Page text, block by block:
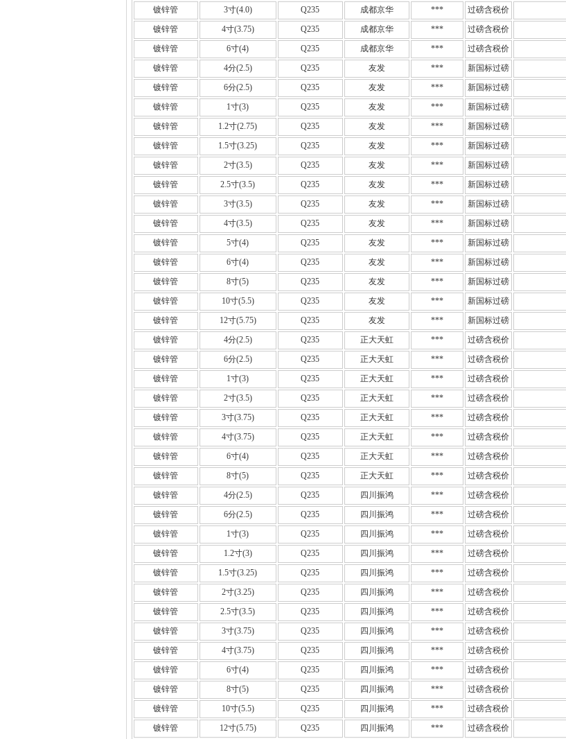
镀锌管
3寸(4.0) Q235 成都京华 ***
过磅含税价
镀锌管
4寸(3.75) Q235 成都京华 ***
过磅含税价
镀锌管
6寸(4) Q235 成都京华 ***
过磅含税价
镀锌管
4分(2.5) Q235 友发 ***
新国标过磅
镀锌管
6分(2.5) Q235 友发 ***
新国标过磅
镀锌管
1寸(3) Q235 友发 ***
新国标过磅
镀锌管
1.2寸(2.75) Q235 友发 ***
新国标过磅
镀锌管
1.5寸(3.25) Q235 友发 ***
新国标过磅
镀锌管
2寸(3.5) Q235 友发 ***
新国标过磅
镀锌管
2.5寸(3.5) Q235 友发 ***
新国标过磅
镀锌管
3寸(3.5) Q235 友发 ***
新国标过磅
镀锌管
4寸(3.5) Q235 友发 ***
新国标过磅
镀锌管
5寸(4) Q235 友发 ***
新国标过磅
镀锌管
6寸(4) Q235 友发 ***
新国标过磅
镀锌管
8寸(5) Q235 友发 ***
新国标过磅
镀锌管
10寸(5.5) Q235 友发 ***
新国标过磅
镀锌管
12寸(5.75) Q235 友发 ***
新国标过磅
镀锌管
4分(2.5) Q235 正大天虹 ***
过磅含税价
镀锌管
6分(2.5) Q235 正大天虹 ***
过磅含税价
镀锌管
1寸(3) Q235 正大天虹 ***
过磅含税价
镀锌管
2寸(3.5) Q235 正大天虹 ***
过磅含税价
镀锌管
3寸(3.75) Q235 正大天虹 ***
过磅含税价
镀锌管
4寸(3.75) Q235 正大天虹 ***
过磅含税价
镀锌管
6寸(4) Q235 正大天虹 ***
过磅含税价
镀锌管
8寸(5) Q235 正大天虹 ***
过磅含税价
镀锌管
4分(2.5) Q235 四川振鸿 ***
过磅含税价
镀锌管
6分(2.5) Q235 四川振鸿 ***
过磅含税价
镀锌管
1寸(3) Q235 四川振鸿 ***
过磅含税价
镀锌管
1.2寸(3) Q235 四川振鸿 ***
过磅含税价
镀锌管
1.5寸(3.25) Q235 四川振鸿 ***
过磅含税价
镀锌管
2寸(3.25) Q235 四川振鸿 ***
过磅含税价
镀锌管
2.5寸(3.5) Q235 四川振鸿 ***
过磅含税价
镀锌管
3寸(3.75) Q235 四川振鸿 ***
过磅含税价
镀锌管
4寸(3.75) Q235 四川振鸿 ***
过磅含税价
镀锌管
6寸(4) Q235 四川振鸿 ***
过磅含税价
镀锌管
8寸(5) Q235 四川振鸿 ***
过磅含税价
镀锌管
10寸(5.5) Q235 四川振鸿 ***
过磅含税价
镀锌管
12寸(5.75) Q235 四川振鸿 ***
过磅含税价